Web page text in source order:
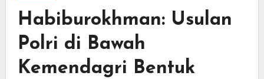
Habiburokhman: Usulan
Polri di Bawah
Kemendagri Bentuk